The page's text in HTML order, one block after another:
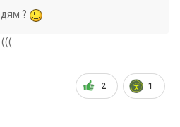
?
2 1